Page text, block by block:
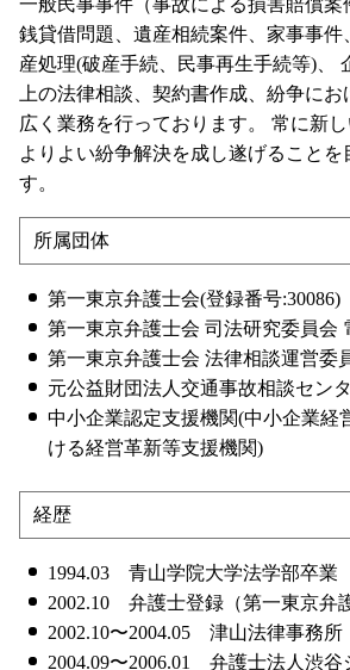
銭貸借問題、遺産相続案件、家事事件
産処理(破産手続、民事再生手続等)、
上の法律相談、契約書作成、紛争に
広く業務を行っております。 常に新し
よりよい紛争解決を成し遂げることを
す。
所属団体
第一東京弁護士会(登録番号:30086)
第一東京弁護士会 司法研究委員会
第一東京弁護士会 法律相談運営委
元公益財団法人交通事故相談セン
中小企業認定支援機関(中小企業経
ける経営革新等支援機関)
経歴
1994.03 青山学院大学法学部卒業
2002.10 弁護士登録（第一東京弁
2002.10〜2004.05 津山法律事務所
2004.09〜2006.01 弁護士法人渋